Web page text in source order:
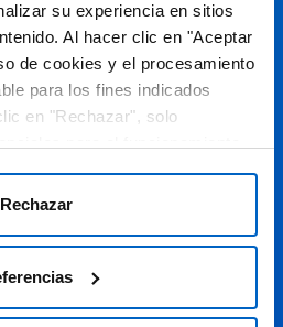
su experiencia en sitios
Al hacer clic en "Aceptar
de cookies y el procesamiento
para los fines indicados
en "Rechazar", solo
ni personalizarlo. En
ver, cambiar o retirar su
de cada página.
Rechazar
a profesionales sanitarios de
00101, SC-ES-AMG145-00103, SC-
SC-ES-CP-00100, SC-ES-
2026